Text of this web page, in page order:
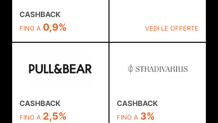
CASHBACK
FINO A 0,9% VEDI LE OFFERTE
CASHBACK
FINO A 2,5%
CASHBACK
FINO A 3%